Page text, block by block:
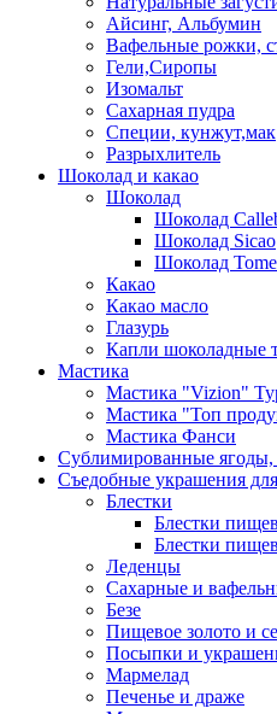
Айсинг, Альбумин
Вафельные рожки,
Гели,Сиропы
Изомальт
Сахарная пудра
Специи, кунжут,мак
Разрыхлитель
Шоколад и какао
Шоколад
Шоколад
Шоколад Sicao
Шоколад
Какао
Какао масло
Глазурь
Капли шоколадные
Мастика
Мастика "Vizion"
Мастика "Топ
Мастика Фанси
Сублимированные
Съедобные украшения для
Блестки
Блестки
Блестки
Леденцы
Сахарные и
Безе
Пищевое золото и
Посыпки и
Мармелад
Печенье и драже